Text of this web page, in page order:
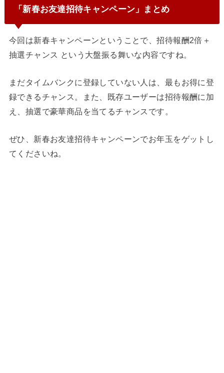
「新春お友達招待キャンペーン」まとめ
今回は新春キャンペーンということで、招待報酬2倍＋
抽選チャンス という大盤振る舞いな内容ですね。
まだタイムバンクに登録していない人は、最もお得に登
録できるチャンス。また、既存ユーザーは招待報酬に加
え、抽選で豪華商品を当てるチャンスです。
ぜひ、新春お友達招待キャンペーンでお年玉をゲットし
てくださいね。